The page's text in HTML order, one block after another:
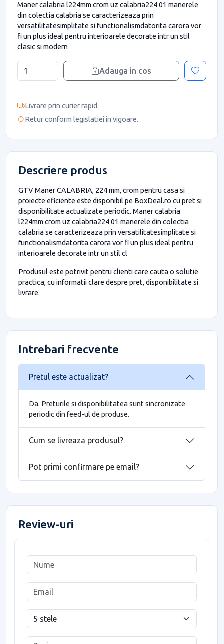
Maner calabria l224mm crom uz calabria224 01 manerele
din colectia calabria se caracterizeaza prin
versatilitatesimplitate si functionalismdatorita carora vor
fi un plus ideal pentru interioarele decorate intr un stil
clasic si modern
Adauga in cos
Livrare prin curier rapid.
Retur conform legislatiei in vigoare.
Descriere produs
GTV Maner CALABRIA, 224 mm, crom pentru casa si
proiecte eficiente este disponibil pe BoxDeal.ro cu pret si
disponibilitate actualizate periodic. Maner calabria
l224mm crom uz calabria224 01 manerele din colectia
calabria se caracterizeaza prin versatilitatesimplitate si
functionalismdatorita carora vor fi un plus ideal pentru
interioarele decorate intr un stil cl
Produsul este potrivit pentru clienti care cauta o solutie
practica, cu informatii clare despre pret, disponibilitate si
livrare.
Intrebari frecvente
Pretul este actualizat?
Da. Preturile si disponibilitatea sunt sincronizate
periodic din feed-ul de produse.
Cum se livreaza produsul?
Pot primi confirmare pe email?
Review-uri